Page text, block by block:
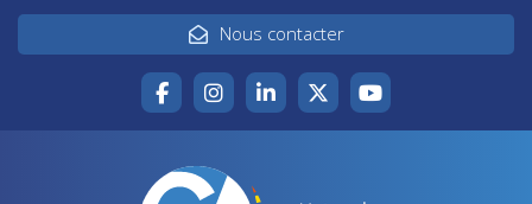
Nous contacter